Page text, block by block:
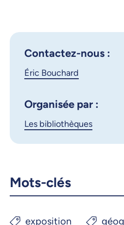
Contactez-nous :
Éric Bouchard
Organisée par :
Les bibliothèques
Mots-clés